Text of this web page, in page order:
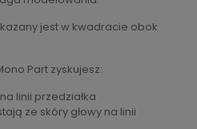
jest w kwadracie obok
Part zyskujesz:
linii przedziałka
ze skóry głowy na linii